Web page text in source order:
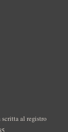
scritta al registro